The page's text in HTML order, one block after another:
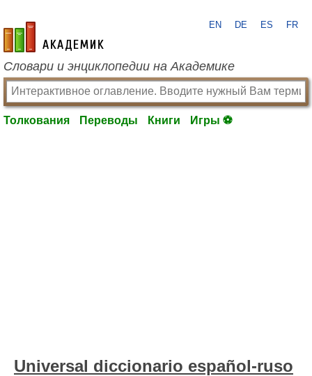
academic.ru
EN DE ES FR
Словари и энциклопедии на Академике
Толкования Переводы Книги Игры ⚽
Universal diccionario español-ruso